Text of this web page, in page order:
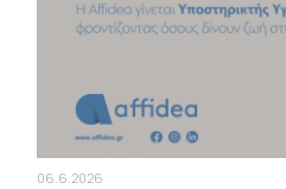
06.6.2026